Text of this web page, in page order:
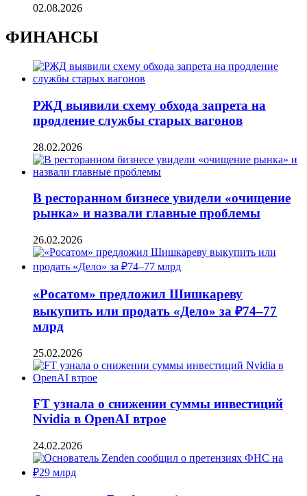
02.08.2026
ФИНАНСЫ
РЖД выявили схему обхода запрета на
продление службы старых вагонов
28.02.2026
В ресторанном бизнесе увидели «очищение
рынка» и назвали главные проблемы
26.02.2026
«Росатом» предложил Шишкареву
выкупить или продать «Дело» за ₽74–77
млрд
25.02.2026
FT узнала о снижении суммы инвестиций
Nvidia в OpenAI втрое
24.02.2026